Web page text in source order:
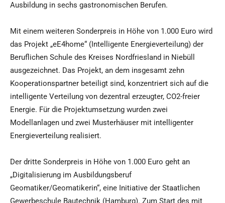
Ausbildung in sechs gastronomischen Berufen.
Mit einem weiteren Sonderpreis in Höhe von 1.000 Euro wird
das Projekt „eE4home“ (Intelligente Energieverteilung) der
Beruflichen Schule des Kreises Nordfriesland in Niebüll
ausgezeichnet. Das Projekt, an dem insgesamt zehn
Kooperationspartner beteiligt sind, konzentriert sich auf die
intelligente Verteilung von dezentral erzeugter, CO2-freier
Energie. Für die Projektumsetzung wurden zwei
Modellanlagen und zwei Musterhäuser mit intelligenter
Energieverteilung realisiert.
Der dritte Sonderpreis in Höhe von 1.000 Euro geht an
„Digitalisierung im Ausbildungsberuf
Geomatiker/Geomatikerin“, eine Initiative der Staatlichen
Gewerbeschule Bautechnik (Hamburg). Zum Start des mit